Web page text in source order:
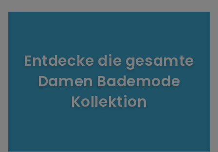
Entdecke die gesamte
Damen Bademode
Kollektion